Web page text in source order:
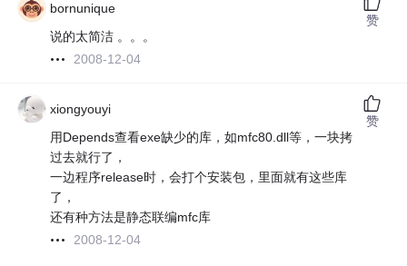
bornunique
说的太简洁 。。。
2008-12-04
赞
xiongyouyi
用Depends查看exe缺少的库，如mfc80.dll等，一块拷
过去就行了，
一边程序release时，会打个安装包，里面就有这些库
了，
还有种方法是静态联编mfc库
2008-12-04
赞